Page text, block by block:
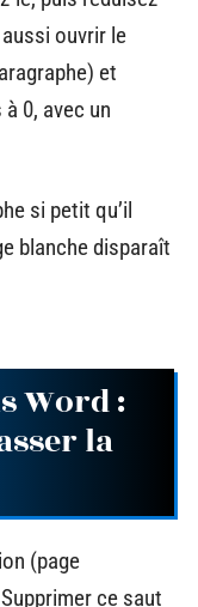
ouvrir le
et
0, avec un
si petit qu’il
blanche disparaît
Word :
la
(page
ce saut